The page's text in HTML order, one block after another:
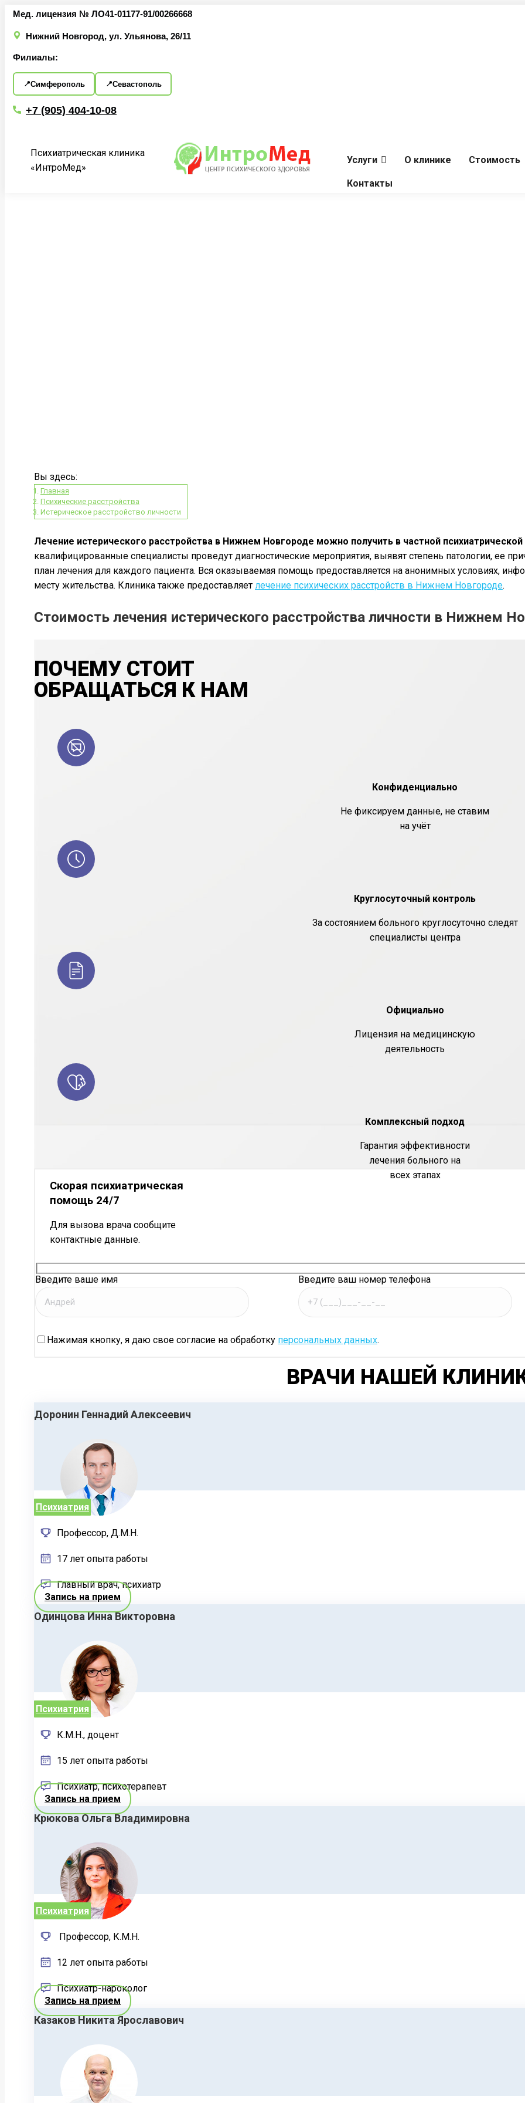
Перейти
содержанию
Мед. лицензия № ЛО41-01177-91/00266668
Нижний Новгород, ул. Ульянова, 26/11
Филиалы:
Симферополь Севастополь
+7 (905) 404-10-08
Психиатрическая клиника
«ИнтроМед»
Услуги О клинике Стоимость
Контакты
Вы здесь:
Главная
Психические расстройства
Истерическое расстройство личности
Лечение истерического расстройства в Нижнем Новгороде можно получить в частной
квалифицированные специалисты проведут диагностические мероприятия, выявят степень патологии, ее
план лечения для каждого пациента. Вся оказываемая помощь предоставляется на анонимных условиях,
месту жительства. Клиника также предоставляет лечение психических расстройств в Нижнем Новгороде.
Стоимость лечения истерического расстройства личности в Нижнем
ПОЧЕМУ СТОИТ
ОБРАЩАТЬСЯ К НАМ
Конфиденциально
Не фиксируем данные, не ставим
на учёт
Круглосуточный контроль
За состоянием больного круглосуточно следят
специалисты центра
Официально
Лицензия на медицинскую
деятельность
Комплексный подход
Гарантия эффективности
лечения больного на
всех этапах
Скорая психиатрическая
помощь 24/7
Для вызова врача сообщите
контактные данные.
Введите ваше имя Введите ваш номер телефона
Нажимая кнопку, я даю свое согласие на обработку персональных данных.
ВРАЧИ НАШЕЙ
Доронин Геннадий Алексеевич
Психиатрия
Профессор, Д.М.Н.
17 лет опыта работы
Главный врач, психиатр
Запись на прием
Одинцова Инна Викторовна
Психиатрия
К.М.Н., доцент
15 лет опыта работы
Психиатр, психотерапевт
Запись на прием
Крюкова Ольга Владимировна
Психиатрия
Профессор, К.М.Н.
12 лет опыта работы
Психиатр-нароколог
Запись на прием
Казаков Никита Ярославович